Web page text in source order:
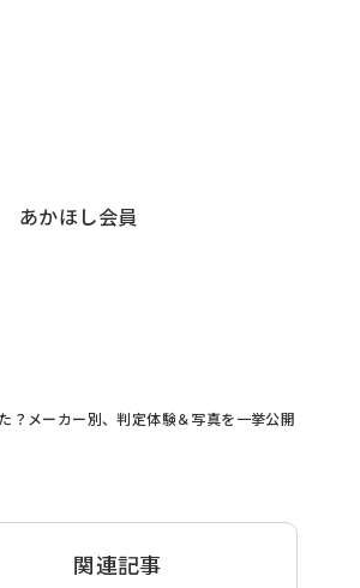
あかほし会員
？メーカー別、判定体験＆写真を一挙公開
関連記事